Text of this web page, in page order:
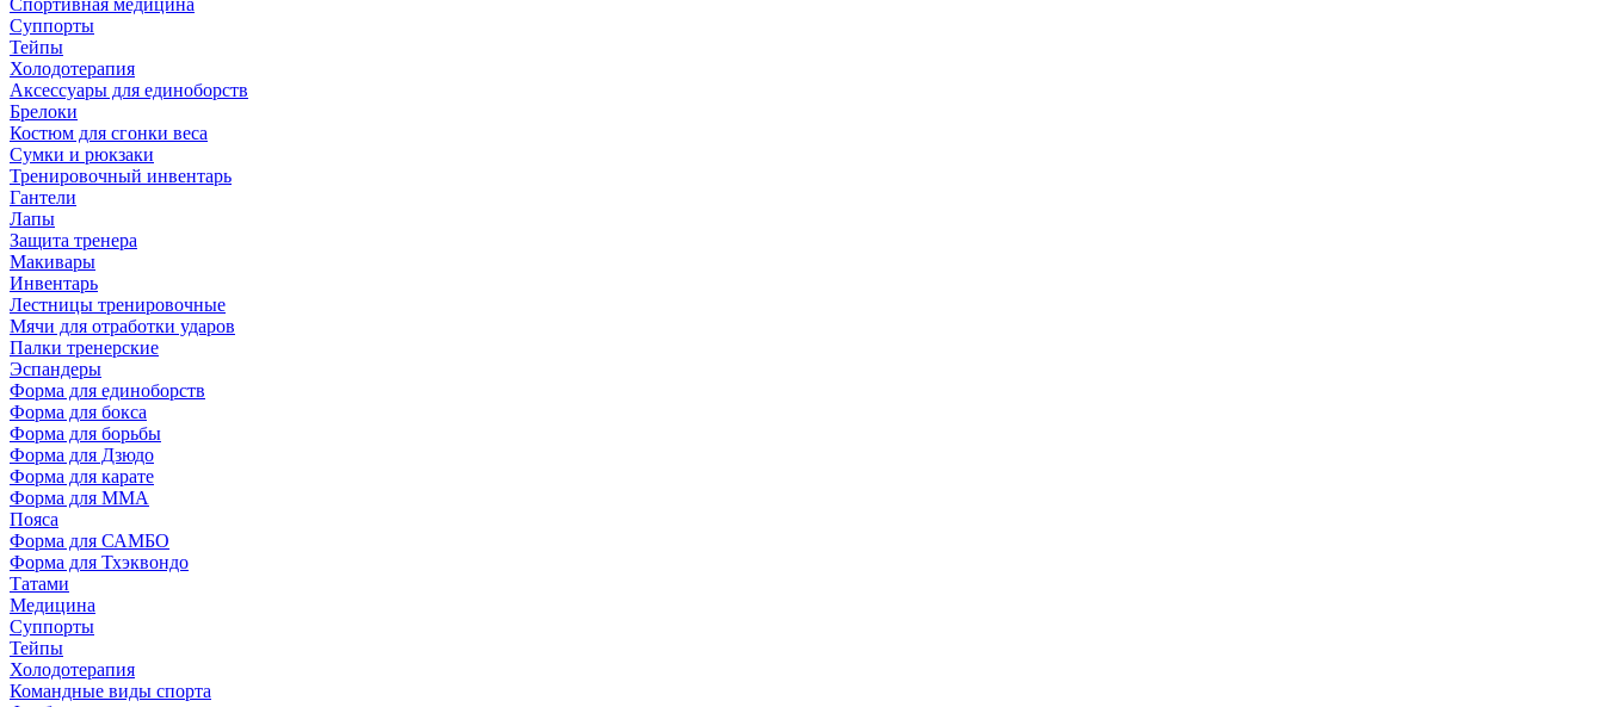
Спортивная медицина
Суппорты
Тейпы
Холодотерапия
Аксессуары для единоборств
Брелоки
Костюм для сгонки веса
Сумки и рюкзаки
Тренировочный инвентарь
Гантели
Лапы
Защита тренера
Макивары
Инвентарь
Лестницы тренировочные
Мячи для отработки ударов
Палки тренерские
Эспандеры
Форма для единоборств
Форма для бокса
Форма для борьбы
Форма для Дзюдо
Форма для карате
Форма для MMA
Пояса
Форма для САМБО
Форма для Тхэквондо
Татами
Медицина
Суппорты
Тейпы
Холодотерапия
Командные виды спорта